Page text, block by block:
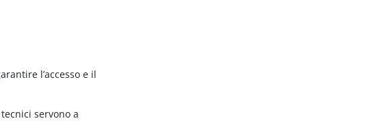
l’accesso e il
servono a